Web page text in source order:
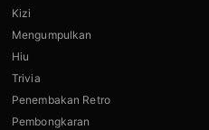
Kizi
Mengumpulkan
Hiu
Trivia
Penembakan Retro
Pembongkaran